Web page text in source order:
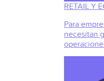
RETAIL Y
Para
necesitan